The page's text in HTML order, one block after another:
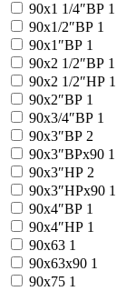
90x1 1/4″ВР 1
90x1/2″ВР 1
90x1″ВР 1
90x2 1/2″ВР 1
90x2 1/2″НР 1
90x2″ВР 1
90x3/4″ВР 1
90x3″ВР 2
90x3″ВРx90 1
90x3″НР 2
90x3″НРx90 1
90x4″ВР 1
90x4″НР 1
90x63 1
90x63x90 1
90x75 1